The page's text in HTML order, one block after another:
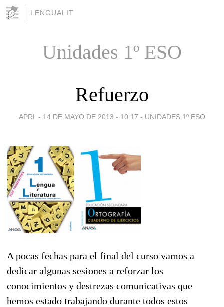
LENGUALIT
Unidades 1º ESO
Refuerzo
APRL - 14 DE MAYO DE 2013 - 10:17 - UNIDADES 1º ESO
A pocas fechas para el final del curso vamos a
dedicar algunas sesiones a reforzar los
conocimientos y destrezas comunicativas que
hemos estado trabajando durante todos estos